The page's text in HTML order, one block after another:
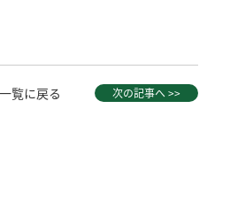
一覧に戻る 次の記事へ >>